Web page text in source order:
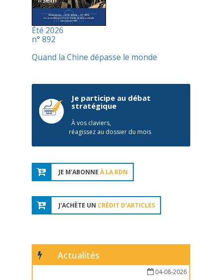
Été 2026
n° 892
Quand la Chine dépasse le monde
Je participe au débat
stratégique
À vos claviers,
réagissez au dossier du mois
JE M'ABONNE À LA RDN
J'ACHÈTE UN CRÉDIT D'ARTICLES
Actualités
04-08-2026